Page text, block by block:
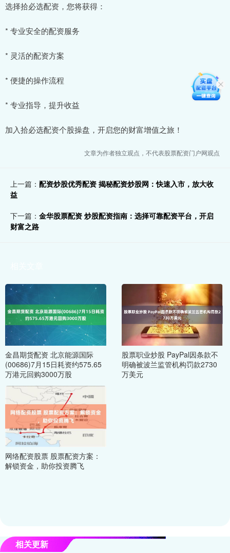
选择拾必选配资，您将获得：
* 专业安全的配资服务
* 灵活的配资方案
* 便捷的操作流程
* 专业指导，提升收益
加入拾必选配资个股操盘，开启您的财富增值之旅！
文章为作者独立观点，不代表股票配资门户网观点
上一篇： 配资炒股优秀配资 揭秘配资炒股网：快速入市，放大收
益
下一篇： 金华股票配资 炒股配资指南：选择可靠配资平台，开启
财富之路
金昌期货配资 北京能源国际
(00686)7月15日耗资约575.65
万港元回购3000万股
股票职业炒股 PayPal因条款不
明确被波兰监管机构罚款2730
万美元
网络配资股票 股票配资方案：
解锁资金，助你投资腾飞
相关更新